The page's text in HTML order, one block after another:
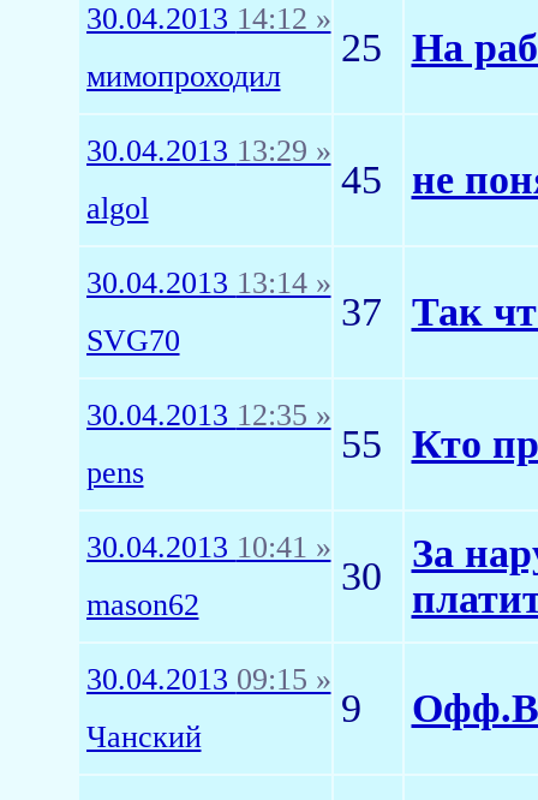
30.04.2013 14:12 »
мимопроходил
25 На
30.04.2013 13:29 »
algol
45 не
30.04.2013 13:14 »
SVG70
37 Так
30.04.2013 12:35 »
pens
55 Кто
30.04.2013 10:41 »
mason62
30
За
30.04.2013 09:15 »
Чанский
9 Офф.В